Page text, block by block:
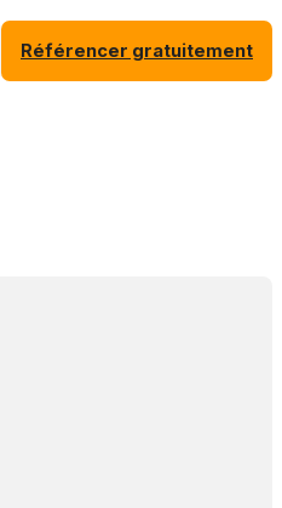
Référencer gratuitement